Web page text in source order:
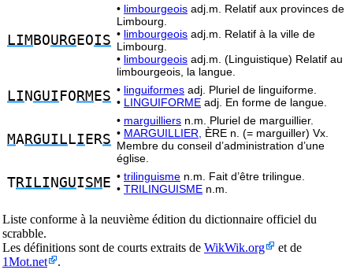
LIM BOURG EOIS
• limbourgeois adj.m. Relatif aux provinces de
Limbourg.
• limbourgeois adj.m. Relatif à la ville de
Limbourg.
• limbourgeois adj.m. (Linguistique) Relatif au
limbourgeois, la langue.
LI NGUI FO RM ES • linguiformes adj. Pluriel de linguiforme.
• LINGUIFORME adj. En forme de langue.
MARGUIL LI ERS
• marguilliers n.m. Pluriel de marguillier.
• MARGUILLIER,
ÈRE n. (= marguiller) Vx.
Membre du conseil d’administration d’une
église.
TRILI NGUISM E • trilinguisme n.m. Fait d’être trilingue.
• TRILINGUISME n.m.
Liste conforme à la neuvième édition du dictionnaire officiel du
scrabble.
Les définitions sont de courts extraits de WikWik.org
et de
1Mot.net
.